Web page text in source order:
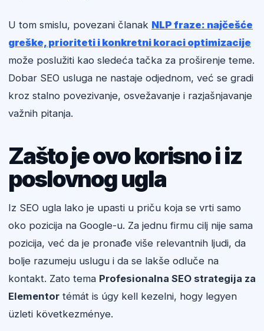
U tom smislu, povezani članak NLP fraze: najčešće
greške, prioriteti i konkretni koraci optimizacije
može poslužiti kao sledeća tačka za proširenje teme.
Dobar SEO usluga ne nastaje odjednom, već se gradi
kroz stalno povezivanje, osvežavanje i razjašnjavanje
važnih pitanja.
Zašto je ovo korisno i iz
poslovnog ugla
Iz SEO ugla lako je upasti u priču koja se vrti samo
oko pozicija na Google-u. Za jednu firmu cilj nije sama
pozicija, već da je pronađe više relevantnih ljudi, da
bolje razumeju uslugu i da se lakše odluče na
kontakt. Zato tema Profesionalna SEO strategija za
Elementor témát is úgy kell kezelni, hogy legyen
üzleti következménye.